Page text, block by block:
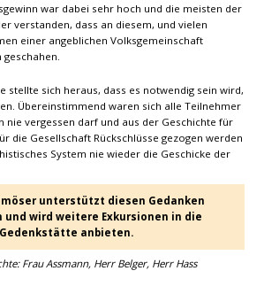
war dabei sehr hoch und die meisten der
verstanden, dass an diesem, und vielen
einer angeblichen Volksgemeinschaft
stellte sich heraus, dass es notwendig sein wird,
Übereinstimmend waren sich alle Teilnehmer
nie vergessen darf und aus der Geschichte für
die Gesellschaft Rückschlüsse gezogen werden
System nie wieder die Geschicke der
unterstützt diesen Gedanken
und wird weitere Exkursionen in die
Gedenkstätte anbieten.
Frau Assmann, Herr Belger, Herr Hass